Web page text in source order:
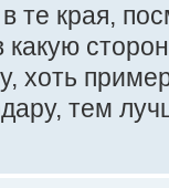
те края,
какую
хоть
тем